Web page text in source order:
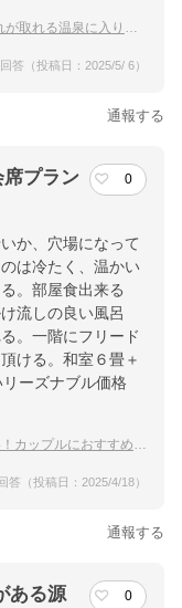
れる温泉に入りたい。
答（投稿日：2025/5/ 6）
通報する
プラン
0
か、穴場になって
は冷たく、温かい
。部屋食出来る
流しの良い風呂
。一階にフリード
ける。和室６畳＋
ーズナブル価格
におすすめな穴場の宿は？
答（投稿日：2025/4/18）
通報する
ある源
0